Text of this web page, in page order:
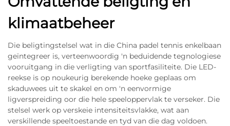
klimaatbeheer
Die beligtingstelsel wat in die China padel tennis enkelbaan
geïntegreer is, verteenwoordig 'n beduidende tegnologiese
vooruitgang in die verligting van sportfasiliteite. Die LED-
reekse is op noukeurig berekende hoeke geplaas om
skaduwees uit te skakel en om 'n eenvormige
ligverspreiding oor die hele speeloppervlak te verseker. Die
stelsel werk op verskeie intensiteitsvlakke, wat aan
verskillende speeltoestande en tyd van die dag voldoen.